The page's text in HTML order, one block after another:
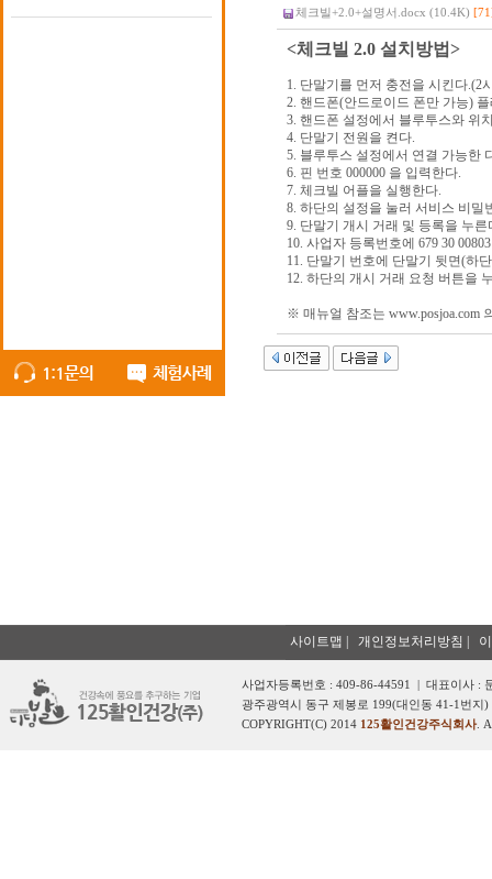
체크빌+2.0+설명서.docx (10.4K)
<체크빌 2.0 설치방법>
1. 단말기를 먼저 충전을 시킨다.(2
2. 핸드폰(안드로이드 폰만 가능)
3. 핸드폰 설정에서 블루투스와 위
4. 단말기 전원을 켠다.
5. 블루투스 설정에서 연결 가능한
6. 핀 번호 000000 을 입력한다.
7. 체크빌 어플을 실행한다.
8. 하단의 설정을 눌러 서비스 비밀
9. 단말기 개시 거래 및 등록을 누
10. 사업자 등록번호에 679 30
11. 단말기 번호에 단말기 뒷면(하
12. 하단의 개시 거래 요청 버튼을
※ 매뉴얼 참조는 www.posjoa.com
사이트맵 개인정보처리방침
사업자등록번호 : 409-86-44591 | 대표이사 :
광주광역시 동구 제봉로 199(대인동 41-1번지
COPYRIGHT(C) 2014 125활인건강주식회사.